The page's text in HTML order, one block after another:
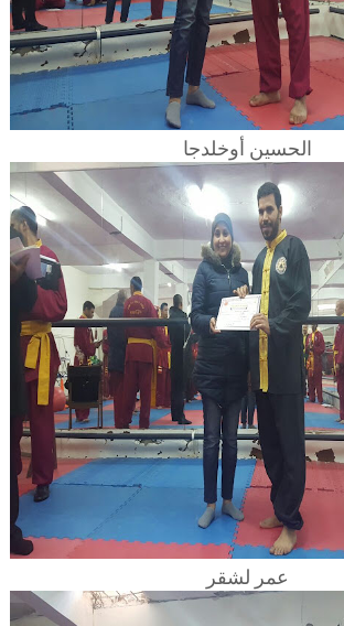
الحسين أوخلدجا
عمر لشقر